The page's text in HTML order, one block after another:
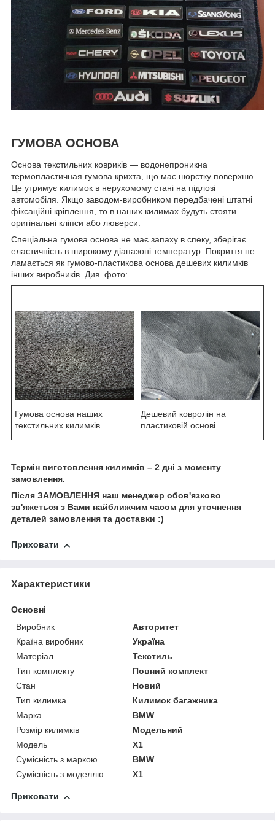
ГУМОВА ОСНОВА
Основа текстильних ковриків — водонепроникна
термопластичная гумова крихта, що має шорстку поверхню.
Це утримує килимок в нерухомому стані на підлозі
автомобіля. Якщо заводом-виробником передбачені штатні
фіксаційні кріплення, то в наших килимах будуть стояти
оригінальні кліпси або люверси.
Спеціальна гумова основа не має запаху в спеку, зберігає
еластичність в широкому діапазоні температур. Покриття не
ламається як гумово-пластикова основа дешевих килимків
інших виробників. Див. фото:
Гумова основа наших
текстильних килимків
Дешевий ковролін на
пластиковій основі
Термін виготовлення килимків – 2 дні з моменту
замовлення.
Після ЗАМОВЛЕННЯ наш менеджер обов'язково
зв'яжеться з Вами найближчим часом для уточнення
деталей замовлення та доставки :)
Приховати
Характеристики
Основні
Виробник
Авторитет
Країна виробник
Україна
Матеріал
Текстиль
Тип комплекту
Повний комплект
Стан
Новий
Тип килимка
Килимок багажника
Марка
BMW
Розмір килимків
Модельний
Модель
X1
Сумісність з маркою
BMW
Сумісність з моделлю
X1
Приховати